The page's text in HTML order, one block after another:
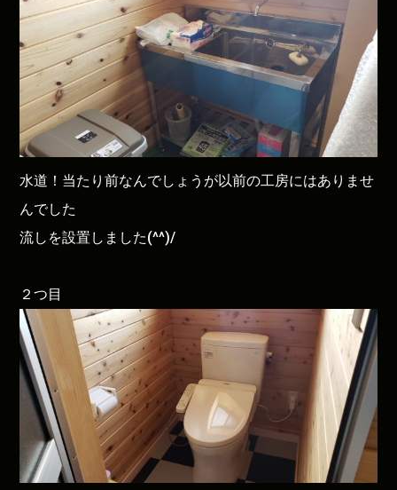
水道！当たり前なんでしょうが以前の工房にはありませ
んでした
流しを設置しました(^^)/
２つ目